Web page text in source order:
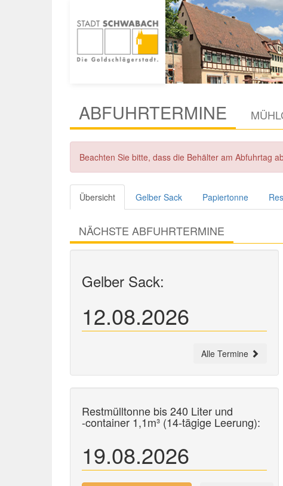
ABFUHRTERMINE
Beachten Sie bitte, dass die Behälter am Abfuhrtag
Übersicht Gelber Sack Papiertonne
NÄCHSTE ABFUHRTERMINE
Gelber Sack:
12.08.2026
Alle Termine
Restmülltonne bis 240 Liter und
-container 1,1m³ (14-tägige Leerung):
19.08.2026